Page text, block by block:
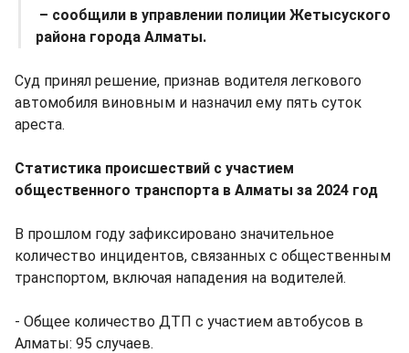
– сообщили в управлении полиции Жетысуского
района города Алматы.
Суд принял решение, признав водителя легкового
автомобиля виновным и назначил ему пять суток
ареста.
Статистика происшествий с участием
общественного транспорта в Алматы за 2024 год
В прошлом году зафиксировано значительное
количество инцидентов, связанных с общественным
транспортом, включая нападения на водителей.
- Общее количество ДТП с участием автобусов в
Алматы: 95 случаев.